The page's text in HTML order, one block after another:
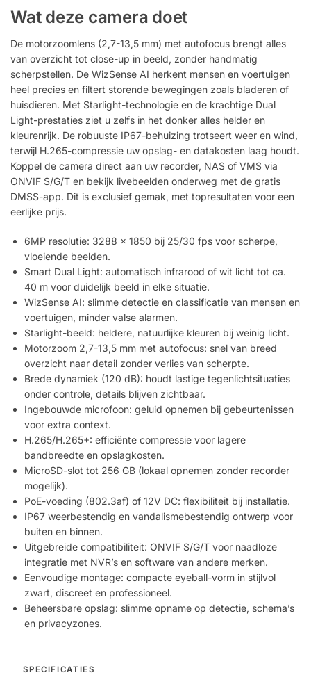
Wat deze camera doet
De motorzoomlens (2,7-13,5 mm) met autofocus brengt alles
van overzicht tot close-up in beeld, zonder handmatig
scherpstellen. De WizSense AI herkent mensen en voertuigen
heel precies en filtert storende bewegingen zoals bladeren of
huisdieren. Met Starlight-technologie en de krachtige Dual
Light-prestaties ziet u zelfs in het donker alles helder en
kleurenrijk. De robuuste IP67-behuizing trotseert weer en wind,
terwijl H.265-compressie uw opslag- en datakosten laag houdt.
Koppel de camera direct aan uw recorder, NAS of VMS via
ONVIF S/G/T en bekijk livebeelden onderweg met de gratis
DMSS-app. Dit is exclusief gemak, met topresultaten voor een
eerlijke prijs.
6MP resolutie: 3288 × 1850 bij 25/30 fps voor scherpe,
vloeiende beelden.
Smart Dual Light: automatisch infrarood of wit licht tot ca.
40 m voor duidelijk beeld in elke situatie.
WizSense AI: slimme detectie en classificatie van mensen en
voertuigen, minder valse alarmen.
Starlight-beeld: heldere, natuurlijke kleuren bij weinig licht.
Motorzoom 2,7-13,5 mm met autofocus: snel van breed
overzicht naar detail zonder verlies van scherpte.
Brede dynamiek (120 dB): houdt lastige tegenlichtsituaties
onder controle, details blijven zichtbaar.
Ingebouwde microfoon: geluid opnemen bij gebeurtenissen
voor extra context.
H.265/H.265+: efficiënte compressie voor lagere
bandbreedte en opslagkosten.
MicroSD-slot tot 256 GB (lokaal opnemen zonder recorder
mogelijk).
PoE-voeding (802.3af) of 12V DC: flexibiliteit bij installatie.
IP67 weerbestendig en vandalismebestendig ontwerp voor
buiten en binnen.
Uitgebreide compatibiliteit: ONVIF S/G/T voor naadloze
integratie met NVR’s en software van andere merken.
Eenvoudige montage: compacte eyeball-vorm in stijlvol
zwart, discreet en professioneel.
Beheersbare opslag: slimme opname op detectie, schema’s
en privacyzones.
SPECIFICATIES